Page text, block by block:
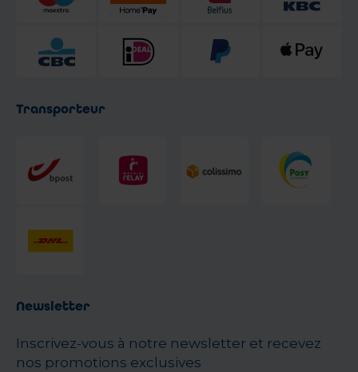
Transporteur
Newsletter
Inscrivez-vous à notre newsletter et recevez
nos promotions exclusives